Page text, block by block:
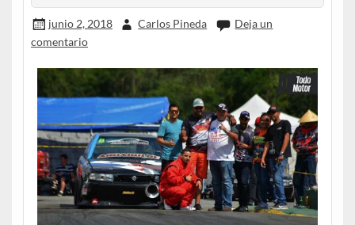
junio 2, 2018 Carlos Pineda
Deja un
comentario